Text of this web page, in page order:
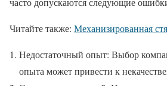
Читайте также: Механизированная
Недостаточный опыт: Выбор
опыта может привести к